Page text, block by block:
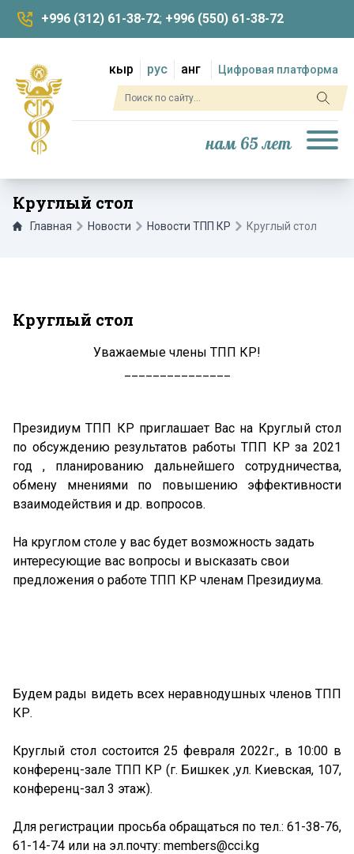
+996 (312) 61-38-72; +996 (550) 61-38-72
кыр рус анг Цифровая платформа
нам 65 лет
Круглый стол
Главная Новости Новости ТПП КР Круглый стол
Круглый стол
Уважаемые члены ТПП КР!
Президиум ТПП КР приглашает Вас на Круглый стол
по обсуждению результатов работы ТПП КР за 2021
год , планированию дальнейшего сотрудничества,
обмену мнениями по повышению эффективности
взаимодействия и др. вопросов.
На круглом столе у вас будет возможность задать
интересующие вас вопросы и высказать свои
предложения о работе ТПП КР членам Президиума.
Будем рады видеть всех неравнодушных членов ТПП
КР.
Круглый стол состоится 25 февраля 2022г., в 10:00 в
конференц-зале ТПП КР (г. Бишкек ,ул. Киевская, 107,
конференц-зал 3 этаж).
Для регистрации просьба обращаться по тел.: 61-38-76,
61-14-74 или на эл.почту: members@cci.kg